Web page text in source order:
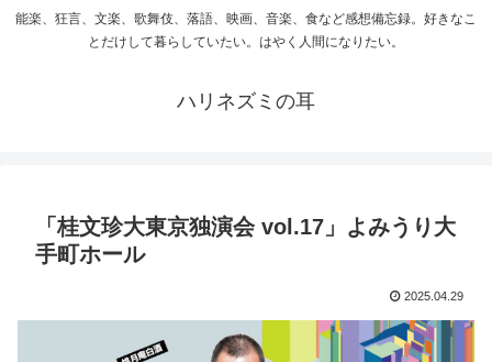
能楽、狂言、文楽、歌舞伎、落語、映画、音楽、食など感想備忘録。好きなこ
とだけして暮らしていたい。はやく人間になりたい。
ハリネズミの耳
「桂文珍大東京独演会 vol.17」よみうり大
手町ホール
2025.04.29